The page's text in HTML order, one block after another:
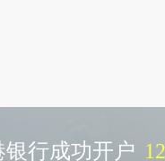
银行成功开户